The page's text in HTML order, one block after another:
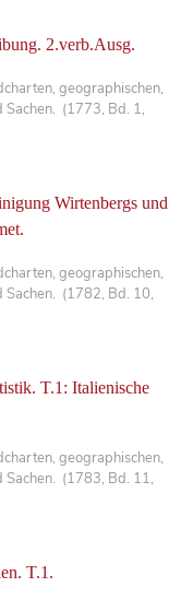
2.verb.Ausg.
geographischen,
Sachen. (1773, Bd. 1,
Wirtenbergs und
geographischen,
Sachen. (1782, Bd. 10,
T.1: Italienische
geographischen,
Sachen. (1783, Bd. 11,
T.1.